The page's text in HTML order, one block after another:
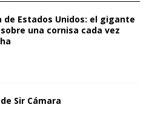
de Estados Unidos: el gigante
una cornisa cada vez
Sir Cámara